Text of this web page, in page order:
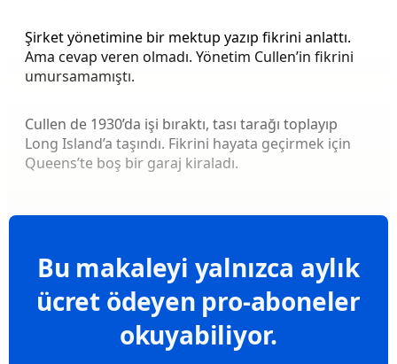
Şirket yönetimine bir mektup yazıp fikrini anlattı.
Ama cevap veren olmadı. Yönetim Cullen’in fikrini
umursamamıştı.
Cullen de 1930’da işi bıraktı, tası tarağı toplayıp
Long Island’a taşındı. Fikrini hayata geçirmek için
Queens’te boş bir garaj kiraladı.
Bu makaleyi yalnızca aylık
ücret ödeyen pro-aboneler
okuyabiliyor.